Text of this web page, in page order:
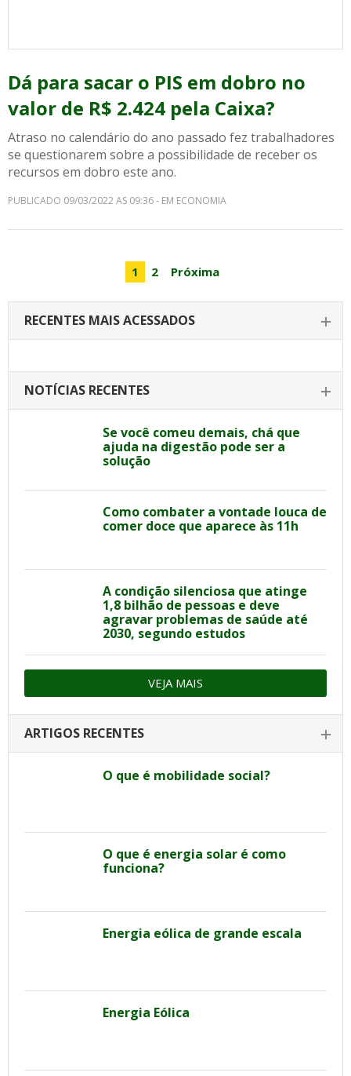
Dá para sacar o PIS em dobro no
valor de R$ 2.424 pela Caixa?
Atraso no calendário do ano passado fez trabalhadores
se questionarem sobre a possibilidade de receber os
recursos em dobro este ano.
PUBLICADO 09/03/2022 AS 09:36 - EM ECONOMIA
1 2 Próxima
RECENTES MAIS ACESSADOS
NOTÍCIAS RECENTES
Se você comeu demais, chá que
ajuda na digestão pode ser a
solução
Como combater a vontade louca de
comer doce que aparece às 11h
A condição silenciosa que atinge
1,8 bilhão de pessoas e deve
agravar problemas de saúde até
2030, segundo estudos
VEJA MAIS
ARTIGOS RECENTES
O que é mobilidade social?
O que é energia solar é como
funciona?
Energia eólica de grande escala
Energia Eólica